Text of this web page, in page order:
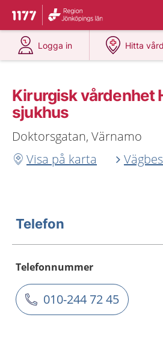
Till startsidan för 1177
Du har valt region
Logga in
på 1177.se
Hitta vård
på
Kirurgisk vårdenhet
sjukhus
Doktorsgatan, Värnamo
Visa på karta
Telefon
Telefonnummer
010-244 72 45